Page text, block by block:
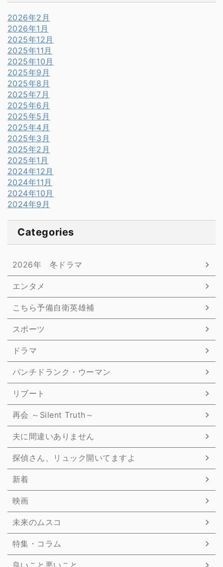
2026年2月
2026年1月
2025年12月
2025年11月
2025年10月
2025年9月
2025年8月
2025年7月
2025年6月
2025年5月
2025年4月
2025年3月
2025年2月
2025年1月
2024年12月
2024年11月
2024年10月
2024年9月
Categories
2026年 冬ドラマ
エンタメ
こちら予備自衛英雄補
スポーツ
ドラマ
パンチドランク・ウーマン
リブート
再会 ～Silent Truth～
夫に間違いありません
探偵さん、リュック開いてますよ
新着
映画
未来のムスコ
特集・コラム
良いこと悪いこと